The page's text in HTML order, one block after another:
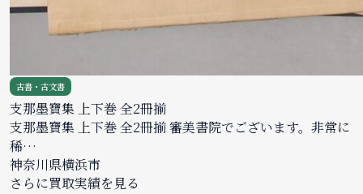
古書・古文書
支那墨寶集 上下巻 全2冊揃
支那墨寶集 上下巻 全2冊揃 審美書院でございます。非常に
稀…
神奈川県横浜市
さらに買取実績を見る